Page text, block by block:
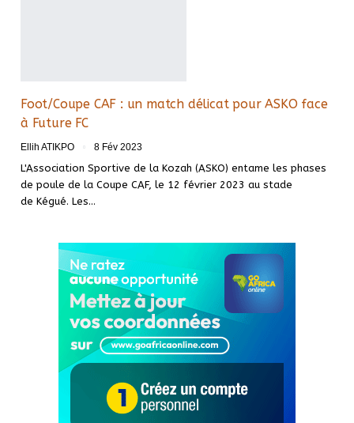
Foot/Coupe CAF : un match délicat pour ASKO face
à Future FC
Ellih ATIKPO 8 Fév 2023
L'Association Sportive de la Kozah (ASKO) entame les phases
de poule de la Coupe CAF, le 12 février 2023 au stade
de Kégué. Les…